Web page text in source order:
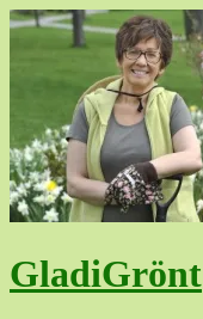
Hoppa
GladiGrönt